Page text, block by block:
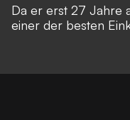
Da er erst 27 Jahre
einer der besten